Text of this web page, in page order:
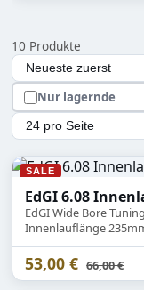
Zubehör
Hopup und Teile
Magazine & Teile
10 Produkte
Auswahl lädt die
Sortierung
Nur lagernde
Artikel pro Seite
SALE
EdGI 6.08
EdGI Wide Bore
Innenlauflänge
ohne Hopup Einheit!
53,00 € Statt
66,00 €